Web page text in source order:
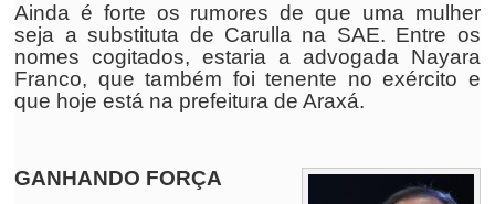
Ainda é forte os rumores de que uma mulher
seja a substituta de Carulla na SAE. Entre os
nomes cogitados, estaria a advogada Nayara
Franco, que também foi tenente no exército e
que hoje está na prefeitura de Araxá.
GANHANDO FORÇA